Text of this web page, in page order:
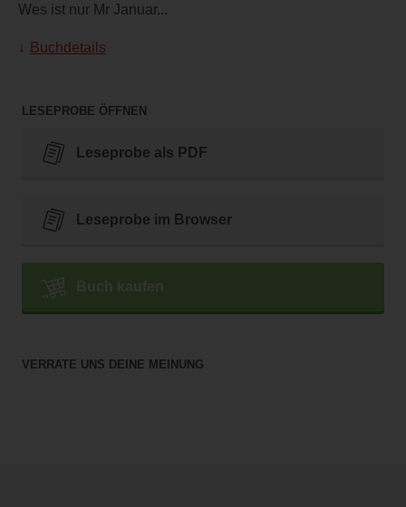
Wes ist nur Mr Januar...
Buchdetails
LESEPROBE ÖFFNEN
Leseprobe als PDF
Leseprobe im Browser
Buch kaufen
VERRATE UNS DEINE MEINUNG